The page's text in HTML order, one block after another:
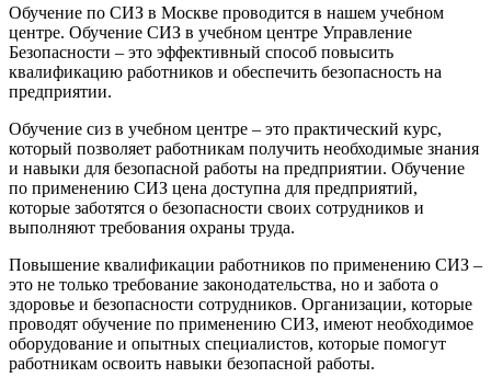
Обучение по СИЗ в Москве проводится в нашем учебном
центре. Обучение СИЗ в учебном центре Управление
Безопасности – это эффективный способ повысить
квалификацию работников и обеспечить безопасность на
предприятии.
Обучение сиз в учебном центре – это практический курс,
который позволяет работникам получить необходимые знания
и навыки для безопасной работы на предприятии. Обучение
по применению СИЗ цена доступна для предприятий,
которые заботятся о безопасности своих сотрудников и
выполняют требования охраны труда.
Повышение квалификации работников по применению СИЗ –
это не только требование законодательства, но и забота о
здоровье и безопасности сотрудников. Организации, которые
проводят обучение по применению СИЗ, имеют необходимое
оборудование и опытных специалистов, которые помогут
работникам освоить навыки безопасной работы.